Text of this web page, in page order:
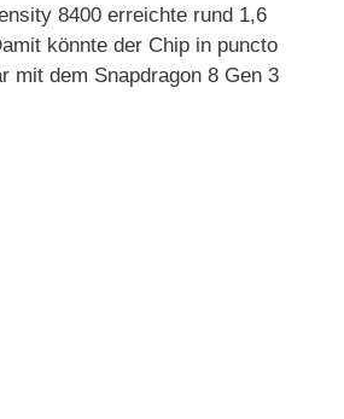
8400 erreichte rund 1,6
könnte der Chip in puncto
mit dem Snapdragon 8 Gen 3